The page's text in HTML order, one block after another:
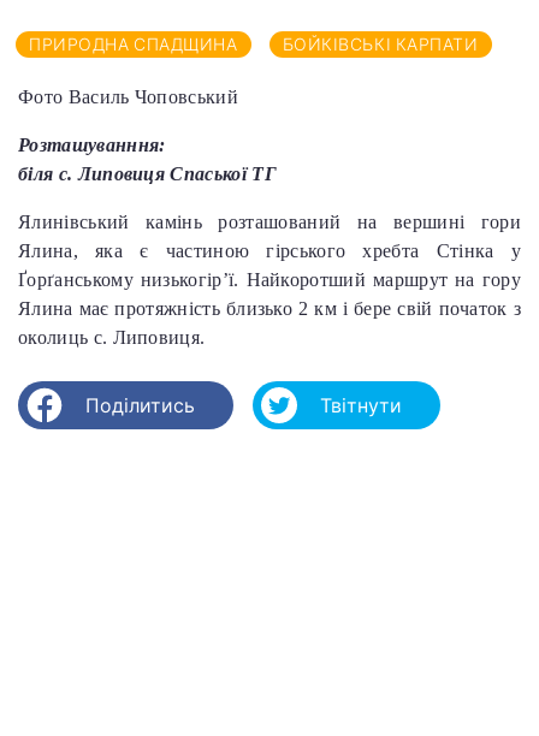
ПРИРОДНА СПАДЩИНА БОЙКІВСЬКІ КАРПАТИ
Фото Василь Чоповський
Розташуванння:
біля с. Липовиця Спаської ТГ
Ялинівський камінь розташований на вершині гори
Ялина, яка є частиною гірського хребта Стінка у
Ґорґанському низькогір’ї. Найкоротший маршрут на гору
Ялина має протяжність близько 2 км і бере свій початок з
околиць с. Липовиця.
Поділитись Твітнути